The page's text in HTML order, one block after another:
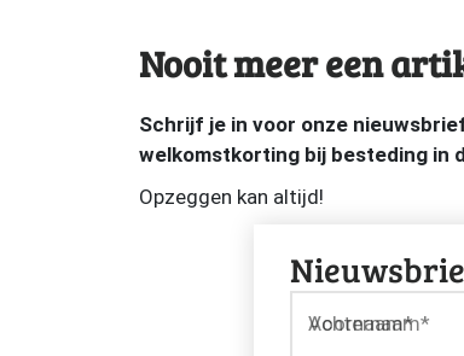
Nooit meer een
Schrijf je in voor onze
welkomstkorting bij besteding in
Opzeggen kan altijd!
Voornaam*
Achternaam*